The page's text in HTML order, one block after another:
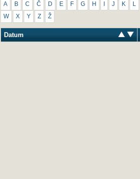
A B C Č D E F G H J K
W X Y Z Ž
Datum